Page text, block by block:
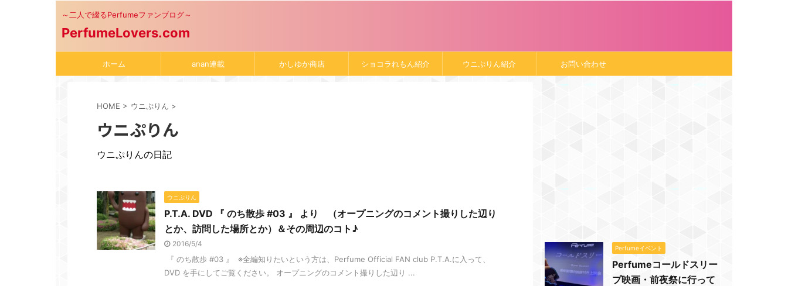
～二人で綴るPerfumeファンブログ～
PerfumeLovers.com
ホーム anan連載 かしゆか商店 ショコラれもん紹介 ウニぷりん紹介 お問い合わせ
HOME > ウニぷりん >
ウニぷりん
ウニぷりんの日記
ウニぷりん
P.T.A. DVD 『 のち散歩 #03 』 より （オープニングのコメント撮りした辺り
とか、訪問した場所とか）＆その周辺のコト♪
2016/5/4
『 のち散歩 #03 』 ※全編知りたいという方は、Perfume Official FAN club P.T.A.に入って、
DVD を手にしてご覧ください。 オープニングのコメント撮りした辺り ...
Perfumeイベント
Perfumeコールドスリー
プ映画・前夜祭に行って